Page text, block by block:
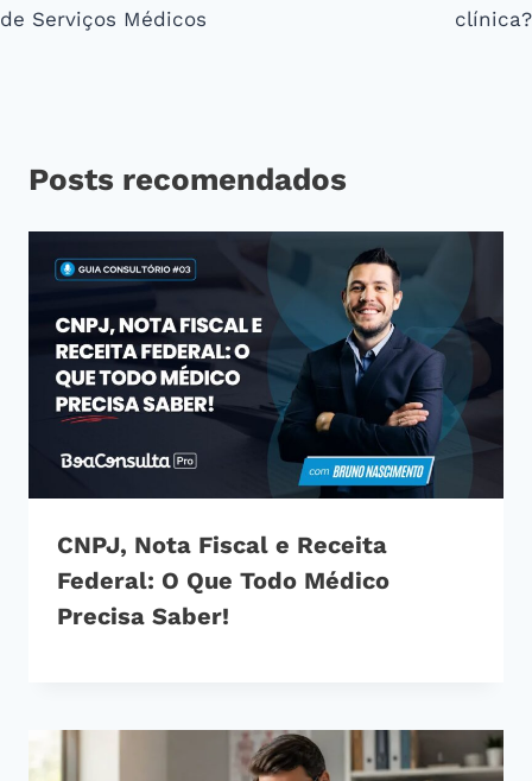
de Serviços Médicos clínica?
Posts recomendados
CNPJ, Nota Fiscal e Receita
Federal: O Que Todo Médico
Precisa Saber!